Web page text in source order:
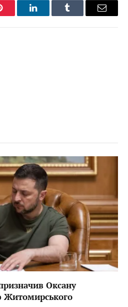
LinkedInTumblr Email
Оксану
Житомирського